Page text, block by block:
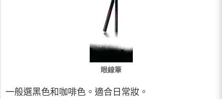
眼線筆
一般選黑色和咖啡色。適合日常妝。